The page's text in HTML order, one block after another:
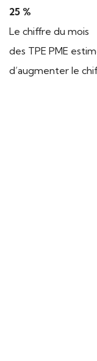
25 %
Le chiffre du mois
des TPE PME
d’augmenter le